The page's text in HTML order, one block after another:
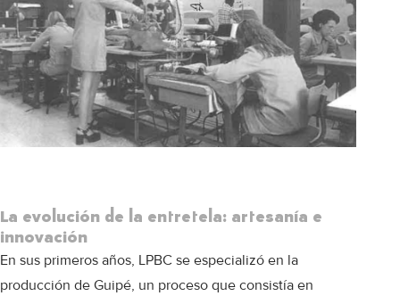
La evolución de la entretela: artesanía e
innovación
En sus primeros años, LPBC se especializó en la
producción de Guipé, un proceso que consistía en